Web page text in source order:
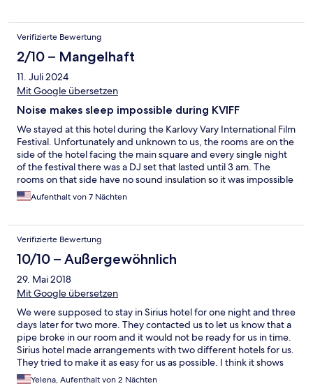
Verifizierte Bewertung
2/10 – Mangelhaft
11. Juli 2024
Mit Google übersetzen
Noise makes sleep impossible during KVIFF
We stayed at this hotel during the Karlovy Vary International Film
Festival. Unfortunately and unknown to us, the rooms are on the
side of the hotel facing the main square and every single night
of the festival there was a DJ set that lasted until 3 am. The
rooms on that side have no sound insulation so it was impossible
to sleep in the bedroom until 3 am. Around 1 am on the first
night my partner made a nest in the bathroom and slept there
planned and mossing the last two days of the festival because
sleep was impossible. The hotel did not offer any refund and we
did not ask. KVIFF is only 10 days each summer and I'm sure it's
less noisy the other 50 weeks a year. The central location and
elevator (not always certain in Europe) were very convenient. No
AC or fan so I suspect the rooms get VERY hot later in the
windows closed until 3 am when the DJ sets ended.
Aufenthalt von 7 Nächten
Verifizierte Bewertung
10/10 – Außergewöhnlich
29. Mai 2018
Mit Google übersetzen
We were supposed to stay in Sirius hotel for one night and three
days later for two more. They contacted us to let us know that a
pipe broke in our room and it would not be ready for us in time.
Sirius hotel made arrangements with two different hotels for us.
They tried to make it as easy for us as possible. I think it shows
good customer service.
Yelena, Aufenthalt von 2 Nächten